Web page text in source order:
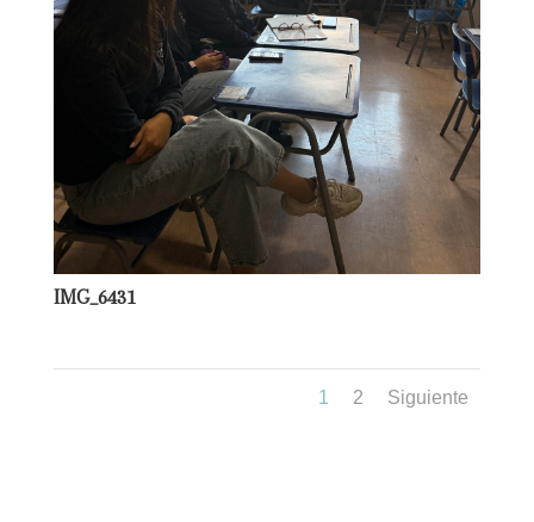
IMG_6431
1 2 Siguiente